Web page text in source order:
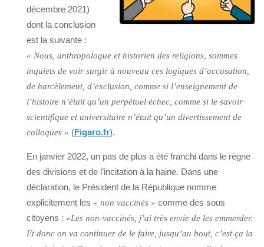
décembre 2021)
dont la conclusion
est la suivante :
« Nous, anthropologue et historien des religions, sommes
inquiets de voir surgir à nouveau ces logiques d’accusation,
de harcèlement, d’exclusion, comme si l’enseignement de
l’histoire n’était qu’un perpétuel échec, comme si le savoir
scientifique et universitaire n’était qu’un divertissement de
colloques » (Figaro.fr).
En janvier 2022, un pas de plus a été franchi dans le règne
des divisions et de l’incitation à la haine. Dans une
déclaration, le Président de la République nomme
explicitement les « non vaccinés » comme des sous
citoyens : «Les non-vaccinés, j’ai très envie de les emmerder.
Et donc on va continuer de le faire, jusqu’au bout, c’est ça la